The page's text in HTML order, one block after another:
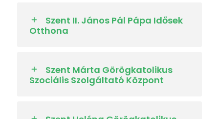
Szent II. János Pál Pápa Idősek
Otthona
Szent Márta Görögkatolikus
Szociális Szolgáltató Központ